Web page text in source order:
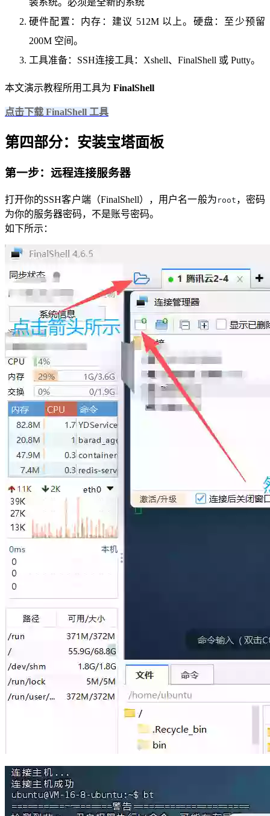
装系统。必须是全新的系统
硬件配置：内存：建议 512M 以上。硬盘：至少预留
200M 空间。
工具准备：SSH连接工具：Xshell、FinalShell 或 Putty。
本文演示教程所用工具为 FinalShell
点击下载 FinalShell 工具
第四部分：安装宝塔面板
第一步：远程连接服务器
打开你的SSH客户端（FinalShell），用户名一般为 root ，密码
为你的服务器密码，不是账号密码。
如下所示：